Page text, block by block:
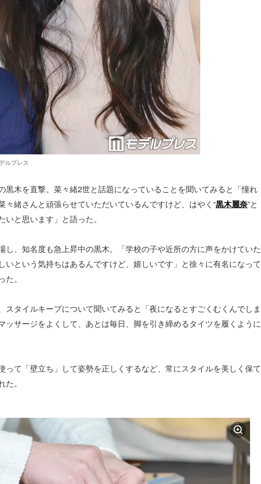
ルプレス
黒木を直撃。菜々緒2世と話題になっていることを聞いてみると「憧れ
々緒さんと頑張らせていただいているんですけど、はやく“黒木麗奈”と
と思います」と語った。
し、知名度も急上昇中の黒木。「学校の子や近所の方に声をかけていた
いという気持ちはあるんですけど、嬉しいです」と徐々に有名になって
。
スタイルキープについて聞いてみると「夜になるとすごくむくんでしま
ッサージをよくして、あとは毎日、脚を引き締めるタイツを履くように
って「壁立ち」して姿勢を正しくするなど、常にスタイルを美しく保て
。